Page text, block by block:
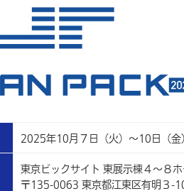
2025年10月７日（火）～10日（
東京ビックサイト 東展示棟４～８
〒135-0063 東京都江東区有明３-